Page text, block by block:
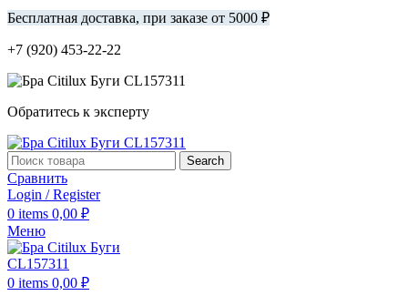
Бесплатная доставка, при заказе от 5000 ₽
+7 (920) 453-22-22
Обратитесь к эксперту
Search
Сравнить
Login / Register
0 items 0,00 ₽
Меню
0 items 0,00 ₽